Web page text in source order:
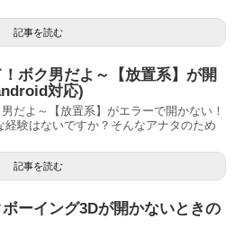
記事を読む
ボク男だよ～【放置系】が開
対応)
だよ～【放置系】がエラーで開かない！
験はないですか？そんなアナタのため
記事を読む
ーイング3Dが開かないときの